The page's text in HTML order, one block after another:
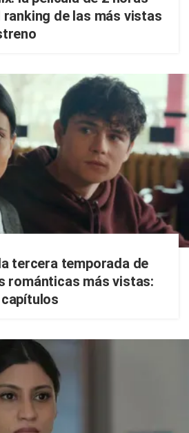
ranking de las más vistas
tercera temporada de
románticas más vistas: